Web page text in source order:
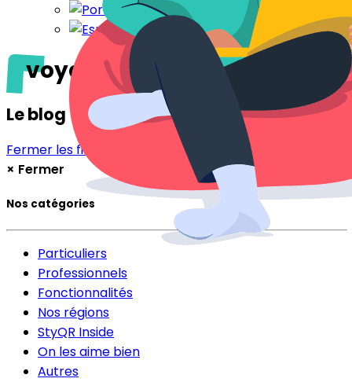
voyageurs
Le blog
Fermer les filtres
× Fermer
Nos catégories
Particuliers
Professionnels
Fonctionnalités
Nos régions
StyQR Inside
On les aime bien
Autres